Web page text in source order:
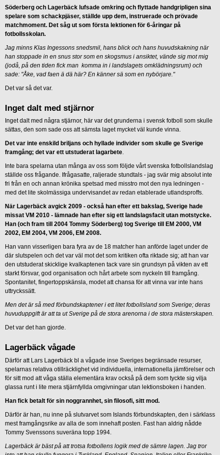
Söderberg och Lagerbäck lufsade omkring och flyttade handgripligen sina
spelare som schackpjäser, ställde upp dem, instruerade och prövade
matchmoment. Det såg ut som första lektionen för 6-åringar på
fotbollsskolan.
Jag minns Klas Ingessons snedsmil, hans blick och hans huvudskakning när
han stoppade in en snus stor som en skogsmus i ansiktet, vände sig mot mig
(jodå, på den tiden fick man komma in i landslagets omklädningsrum) och
sade: "Åke, vad faen ä dä här? En känner sä som en nybörjare."
Det var så det var.
Inget dalt med stjärnor
Inget dalt med några stjärnor, här var det grunderna i svensk fotboll som skulle
sättas, den som sade oss att sämsta laget mycket väl kunde vinna.
Det var inte enskild briljans och hyllade individer som skulle ge Sverige
framgång; det var ett utstuderat lagarbete.
Inte bara spelarna utan många av oss som följde vårt svenska fotbollslandslag
ställde oss frågande. Ifrågasatte, raljerade stundtals - jag svär mig absolut inte
fri från en och annan krönika spetsad med misstro mot den nya ledningen -
med det lite skolmässiga undervisandet av redan etablerade utlandsproffs.
När Lagerbäck avgick 2009 - också han efter ett bakslag, Sverige hade
missat VM 2010 - lämnade han efter sig ett landslagsfacit utan motstycke.
Han (och fram till 2004 Tommy Söderberg) tog Sverige till EM 2000, VM
2002, EM 2004, VM 2006, EM 2008.
Han vann visserligen bara fyra av de 18 matcher han anförde laget under de
där slutspelen och det var väl mot det som kritiken ofta riktade sig; att han var
den utstuderat skicklige kvalkaptenen tack vare sin grundsyn på vikten av ett
starkt försvar, god organisation och hårt arbete som nyckeln till framgång.
Spontanitet, fingertoppskänsla, modet att chansa för att vinna var inte hans
uttryckssätt.
Men det är så med förbundskaptener i ett litet fotbollsland som Sverige; deras
huvuduppgift är att ta ut Sverige på de stora arenorna i de stora mästerskapen.
Det var det han gjorde.
Lagerbäck vågade
Därför att Lars Lagerbäck bl a vågade inse Sveriges begränsade resurser,
spelarnas relativa otillräcklighet vid individuella, internationella jämförelser och
för sitt mod att våga ställa elementära krav också på dem som tyckte sig vilja
glassa runt i lite mera stjärnfyllda omgivningar utan lektionsboken i handen.
Han fick betalt för sin noggrannhet, sin filosofi, sitt mod.
Därför är han, nu inne på slutvarvet som Islands förbundskapten, den i särklass
mest framgångsrike av alla de som innehaft posten. Fast han aldrig nådde
Tommy Svenssons suveräna topp 1994.
Lagerbäck är bäst på att trotsa fotbollens logik med de sämre lagen. Jag tror